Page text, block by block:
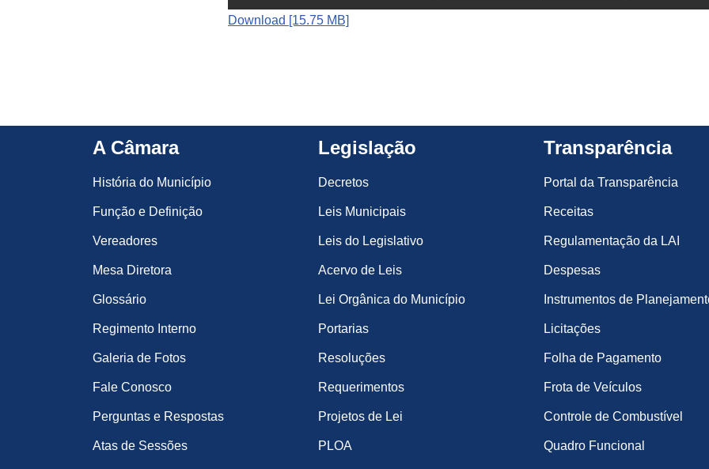
Download [15.75 MB]
A Câmara
História do Município
Função e Definição
Vereadores
Mesa Diretora
Glossário
Regimento Interno
Galeria de Fotos
Fale Conosco
Perguntas e Respostas
Atas de Sessões
Legislação
Decretos
Leis Municipais
Leis do Legislativo
Acervo de Leis
Lei Orgânica do Município
Portarias
Resoluções
Requerimentos
Projetos de Lei
PLOA
Transparência
Portal da Transparência
Receitas
Regulamentação da LAI
Despesas
Instrumentos de
Licitações
Folha de Pagamento
Frota de Veículos
Controle de Combustível
Quadro Funcional